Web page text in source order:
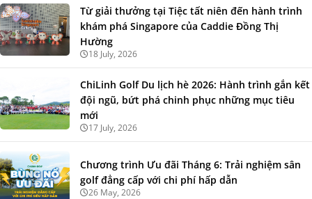
Từ giải thưởng tại Tiệc tất niên đến hành trình
khám phá Singapore của Caddie Đồng Thị
Hường
18 July, 2026
ChiLinh Golf Du lịch hè 2026: Hành trình gắn kết
đội ngũ, bứt phá chinh phục những mục tiêu
mới
17 July, 2026
Chương trình Ưu đãi Tháng 6: Trải nghiệm sân
golf đẳng cấp với chi phí hấp dẫn
26 May, 2026